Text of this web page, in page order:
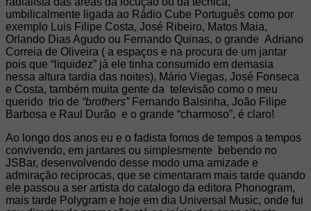
umbilicalmente ligada ao Rádio Cube Português como por
exemplo Luis Filipe Costa, José Ribeiro, Matos Maia,
Orlando Dias Agudo ou Fernando Quinas, o grande Adriano
Correia de Oliveira ( a espaços e na procura de um jantar
pois que “liquidez” já ele tinha consumido em demasia
nessa altura tardia das noites), Mário Viegas, José Fonseca
e Costa, também muita gente da televisão como o meu
querido trio de “brothers”Fernando Balsinha, João Filipe
Barbosa e Raul Durão e o grande “charmoso”, é claro!
Ao longo dos anos eu e o fadista fomos de tempos a tempos
convivendo, em jantares ou simplesmente bebendo no
JSBar, desenvolvendo desse modo uma amizade e
admiração reciprocas, que se cimentaram mais tarde quando
ele passou a ser artista do catalogo da editora Phonogram,
mais tarde Polygram e hoje em dia Universal Music, onde fui